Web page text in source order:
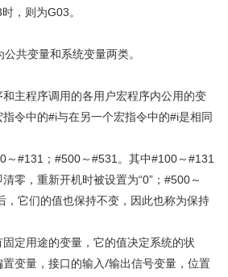
时，则为G03。
共变量和系统变量两类。
程序调用的各用户宏程序内公用的变
令中的#i与在另一个宏指令中的#i是相同
～#131 ； #500～#531 。其中#100～#131
零，重新开机时被设置为“0” ； #500～
，它们的值也保持不变，因此也称为保持
用途的变量，它的值决定系统的状
变量，接口的输入/输出信号变量，位置